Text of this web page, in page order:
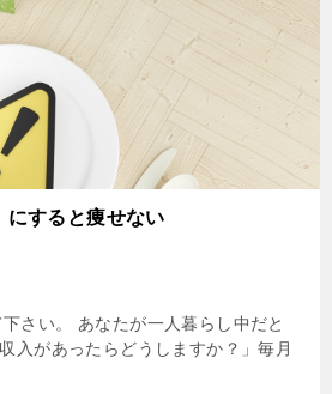
にすると痩せない
さい。 あなたが一人暮らし中だと
入があったらどうしますか？」毎月